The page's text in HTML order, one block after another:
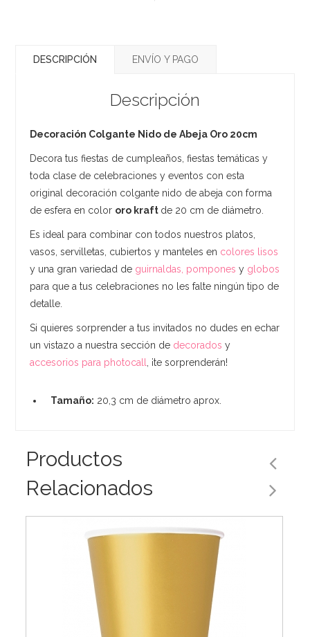
DESCRIPCIÓN ENVÍO Y PAGO
Descripción
Decoración Colgante Nido de Abeja Oro 20cm
Decora tus fiestas de cumpleaños, fiestas temáticas y
toda clase de celebraciones y eventos con esta
original decoración colgante nido de abeja con forma
de esfera en color oro kraft de 20 cm de diámetro.
Es ideal para combinar con todos nuestros platos,
vasos, servilletas, cubiertos y manteles en colores lisos
y una gran variedad de guirnaldas, pompones y globos
para que a tus celebraciones no les falte ningún tipo de
detalle.
Si quieres sorprender a tus invitados no dudes en echar
un vistazo a nuestra sección de decorados y
accesorios para photocall
, ¡te sorprenderán!
Tamaño: 20,3 cm de diámetro aprox.
Productos
Relacionados